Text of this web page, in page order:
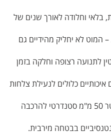
בלאי וחלודה לאורך שנים של
המוט לא יחליק מהידיים גם
לתנועה רצופה וחלקה בזמן
כלולים לנעילת צלחות
✔️ מותאם לצלחות אולימפיות – קוטר 50 מ"מ סטנדרטי להרכבה